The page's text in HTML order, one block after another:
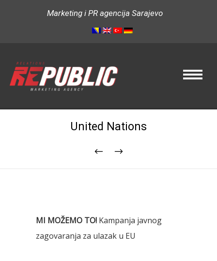
Marketing i PR agencija Sarajevo
United Nations
MI MOŽEMO TO! Kampanja javnog
zagovaranja za ulazak u EU